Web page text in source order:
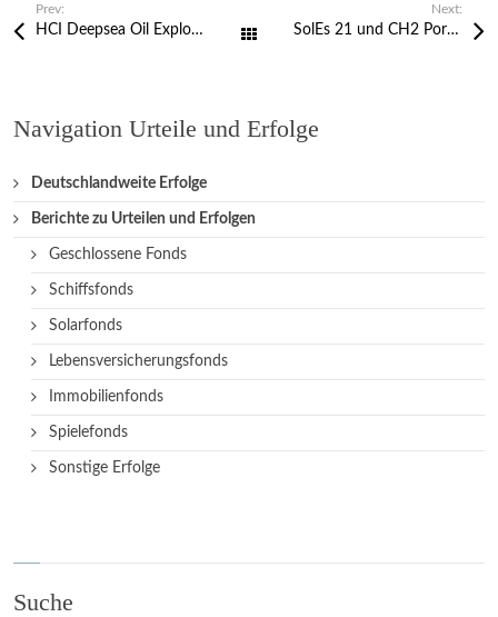
Prev:
HCI Deepsea Oil Explorer GmbH & Co. KG u.a. – Anleger erhält 75% Vergleich von der Hannoverschen Volksbank eG All Works
Next:
SolEs 21 und CH2 Portfolio Ship 2 –Urteil gegen die Postbank Finanzberatung AG am Landgericht Hannover
Navigation Urteile und Erfolge
Deutschlandweite Erfolge
Berichte zu Urteilen und Erfolgen
Geschlossene Fonds
Schiffsfonds
Solarfonds
Lebensversicherungsfonds
Immobilienfonds
Spielefonds
Sonstige Erfolge
Suche